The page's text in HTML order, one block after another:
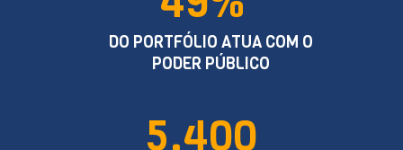
DO PORTFÓLIO ATUA COM O
PODER PÚBLICO
5.400